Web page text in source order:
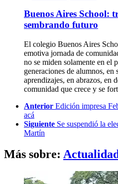
Buenos Aires School:
sembrando futuro
El colegio Buenos Aires
emotiva jornada de
no se miden solamente en el
generaciones de alumnos, en
aprendizajes, en abrazos, en
comunidad que crece y se
Anterior Edición impresa
acá
Siguiente Se suspendió la
Martín
Más sobre: